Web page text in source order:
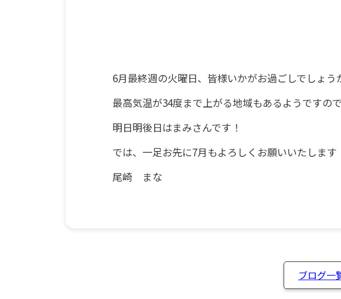
6月最終週の火曜日、皆様いかがお過ごしでしょう
最高気温が34度まで上がる地域もあるようです
明日明後日はまみさんです！
では、一足お先に7月もよろしくお願いいたします
尾崎 まな
ブログ一